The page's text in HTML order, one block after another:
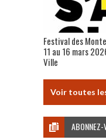
Festival des
11 au 16 mars
Ville
Voir toutes
ABONNEZ-